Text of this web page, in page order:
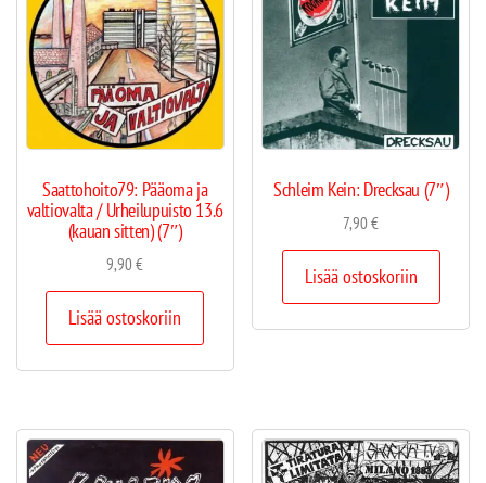
Saattohoito79: Pääoma ja
valtiovalta / Urheilupuisto 13.6
(kauan sitten) (7″)
9,90€
Lisää ostoskoriin
Schleim Kein: Drecksau (7″)
7,90€
Lisää ostoskoriin